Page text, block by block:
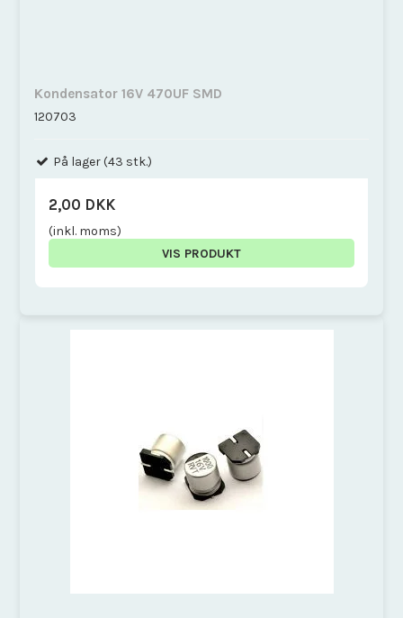
Kondensator 16V 470UF SMD
120703
På lager (43 stk.)
2,00 DKK
(inkl. moms)
VIS PRODUKT